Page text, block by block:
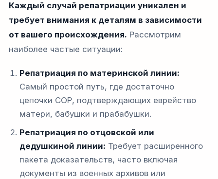
Каждый случай репатриации уникален и
требует внимания к деталям в зависимости
от вашего происхождения. Рассмотрим
наиболее частые ситуации:
Репатриация по материнской линии:
Самый простой путь, где достаточно
цепочки СОР, подтверждающих еврейство
матери, бабушки и прабабушки.
Репатриация по отцовской или
дедушкиной линии: Требует расширенного
пакета доказательств, часто включая
документы из военных архивов или